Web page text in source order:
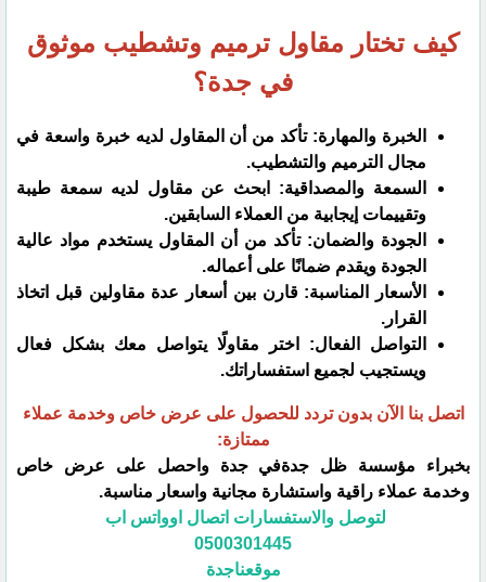
كيف تختار مقاول ترميم وتشطيب موثوق
في جدة؟
الخبرة والمهارة: تأكد من أن المقاول لديه خبرة واسعة في
مجال الترميم والتشطيب.
السمعة والمصداقية: ابحث عن مقاول لديه سمعة طيبة
وتقييمات إيجابية من العملاء السابقين.
الجودة والضمان: تأكد من أن المقاول يستخدم مواد عالية
الجودة ويقدم ضمانًا على أعماله.
الأسعار المناسبة: قارن بين أسعار عدة مقاولين قبل اتخاذ
القرار.
التواصل الفعال: اختر مقاولًا يتواصل معك بشكل فعال
ويستجيب لجميع استفساراتك.
اتصل بنا الآن بدون تردد للحصول على عرض خاص وخدمة عملاء
ممتازة:
بخبراء مؤسسة ظل جدةفي جدة واحصل على عرض خاص
وخدمة عملاء راقية واستشارة مجانية واسعار مناسبة.
لتوصل والاستفسارات اتصال اوواتس اب
0500301445
موقعناجدة